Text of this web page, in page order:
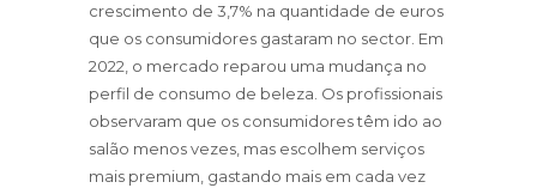
crescimento de 3,7% na quantidade de euros
que os consumidores gastaram no sector. Em
2022, o mercado reparou uma mudança no
perfil de consumo de beleza. Os profissionais
observaram que os consumidores têm ido ao
salão menos vezes, mas escolhem serviços
mais premium, gastando mais em cada vez